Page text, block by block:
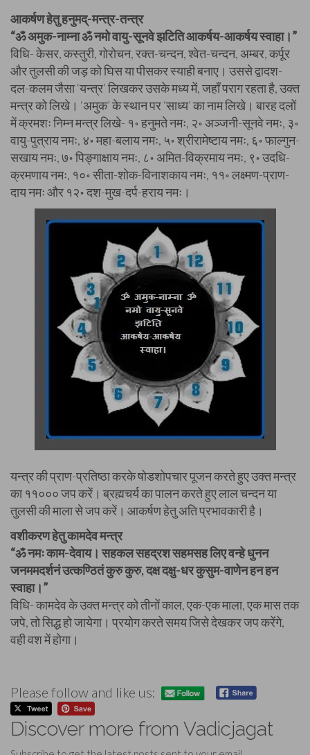
आकर्षण हेतु हनुमद्-मन्त्र-तन्त्र
“ॐ अमुक-नाम्ना ॐ नमो वायु-सूनवे झटिति आकर्षय-आकर्षय स्वाहा।”
विधि- केसर, कस्तुरी, गोरोचन, रक्त-चन्दन, श्वेत-चन्दन, अम्बर, कर्पूर
और तुलसी की जड़ को घिस या पीसकर स्याही बनाए। उससे द्वादश-
दल-कलम जैसा ‘यन्त्र’ लिखकर उसके मध्य में, जहाँ पराग रहता है, उक्त
मन्त्र को लिखे। ‘अमुक’ के स्थान पर ‘साध्य’ का नाम लिखे। बारह दलों
में क्रमशः निम्न मन्त्र लिखे- १॰ हनुमते नमः, २॰ अञ्जनी-सूनवे नमः, ३॰
वायु-पुत्राय नमः, ४॰ महा-बलाय नमः, ५॰ श्रीरामेष्टाय नमः, ६॰ फाल्गुन-
सखाय नमः, ७॰ पिङ्गाक्षाय नमः, ८॰ अमित-विक्रमाय नमः, ९॰ उदधि-
क्रमणाय नमः, १०॰ सीता-शोक-विनाशकाय नमः, ११॰ लक्ष्मण-प्राण-
दाय नमः और १२॰ दश-मुख-दर्प-हराय नमः।
यन्त्र की प्राण-प्रतिष्ठा करके षोडशोपचार पूजन करते हुए उक्त मन्त्र
का ११००० जप करें। ब्रह्मचर्य का पालन करते हुए लाल चन्दन या
तुलसी की माला से जप करें। आकर्षण हेतु अति प्रभावकारी है।
वशीकरण हेतु कामदेव मन्त्र
“ॐ नमः काम-देवाय। सहकल सहद्रश सहमसह लिए वन्हे धुनन
जनममदर्शनं उत्कण्ठितं कुरु कुरु, दक्ष दक्षु-धर कुसुम-वाणेन हन हन
स्वाहा।”
विधि- कामदेव के उक्त मन्त्र को तीनों काल, एक-एक माला, एक मास तक
जपे, तो सिद्ध हो जायेगा। प्रयोग करते समय जिसे देखकर जप करेंगे,
वही वश में होगा।
Please follow and like us:
Discover more from Vadicjagat